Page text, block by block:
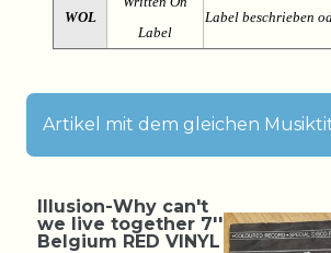
WOL
Label
Label beschrieben
Artikel mit dem gleichen
Illusion-Why can't
we live together 7''
Belgium RED VINYL